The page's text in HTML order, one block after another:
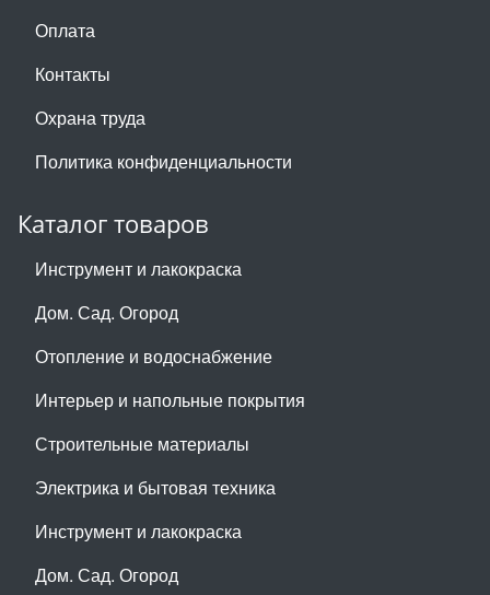
Оплата
Контакты
Охрана труда
Политика конфиденциальности
Каталог товаров
Инструмент и лакокраска
Дом. Сад. Огород
Отопление и водоснабжение
Интерьер и напольные покрытия
Строительные материалы
Электрика и бытовая техника
Инструмент и лакокраска
Дом. Сад. Огород